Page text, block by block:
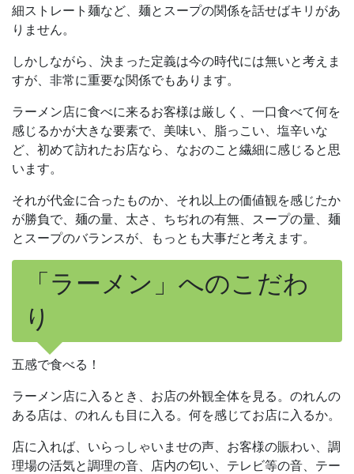
細ストレート麺など、麺とスープの関係を話せばキリがあ
りません。
しかしながら、決まった定義は今の時代には無いと考えま
すが、非常に重要な関係でもあります。
ラーメン店に食べに来るお客様は厳しく、一口食べて何を
感じるかが大きな要素で、美味い、脂っこい、塩辛いな
ど、初めて訪れたお店なら、なおのこと繊細に感じると思
います。
それが代金に合ったものか、それ以上の価値観を感じたか
が勝負で、麺の量、太さ、ちぢれの有無、スープの量、麺
とスープのバランスが、もっとも大事だと考えます。
「ラーメン」へのこだわ
り
五感で食べる！
ラーメン店に入るとき、お店の外観全体を見る。のれんの
ある店は、のれんも目に入る。何を感じてお店に入るか。
店に入れば、いらっしゃいませの声、お客様の賑わい、調
理場の活気と調理の音、店内の匂い、テレビ等の音、テー